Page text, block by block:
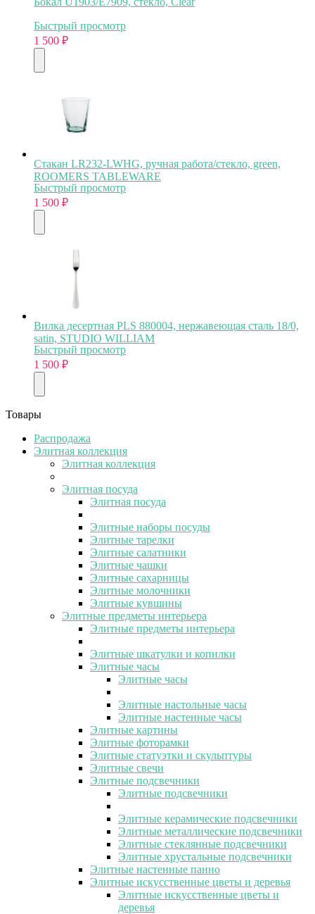
Быстрый просмотр
1 500 ₽
Стакан LR232-LWHG, ручная работа/стекло, green,
ROOMERS TABLEWARE
Быстрый просмотр
1 500 ₽
Вилка десертная PLS 880004, нержавеющая сталь 18/0,
satin, STUDIO WILLIAM
Быстрый просмотр
1 500 ₽
Товары
Распродажа
Элитная коллекция
Элитная коллекция
Элитная посуда
Элитная посуда
Элитные наборы посуды
Элитные тарелки
Элитные салатники
Элитные чашки
Элитные сахарницы
Элитные молочники
Элитные кувшины
Элитные предметы интерьера
Элитные предметы интерьера
Элитные шкатулки и копилки
Элитные часы
Элитные часы
Элитные настольные часы
Элитные настенные часы
Элитные картины
Элитные фоторамки
Элитные статуэтки и скульптуры
Элитные свечи
Элитные подсвечники
Элитные подсвечники
Элитные керамические подсвечники
Элитные металлические подсвечники
Элитные стеклянные подсвечники
Элитные хрустальные подсвечники
Элитные настенные панно
Элитные искусственные цветы и деревья
Элитные искусственные цветы и
деревья